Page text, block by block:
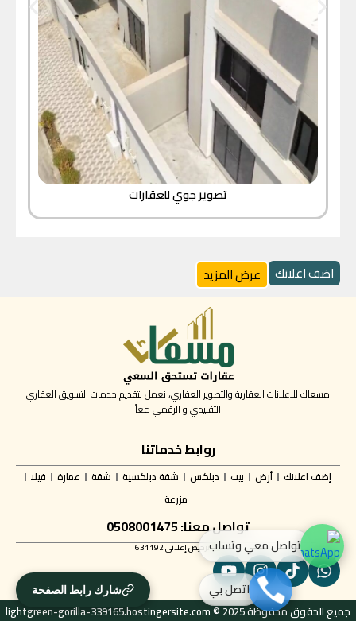
تصوير جوي للعقارات
اضف اعلانك عرض المزيد
مسعاك للاعلانات العقارية والتصوير العقاري، نعمل لتقديم خدمات التسويق العقاري
التقليدي و الرقمي معاً
روابط خدماتنا
إضف اعلانك أرض بيت دبلكس شقة دبلكسية شقة عمارة
فيلا
مزرعة
تواصل معنا: 0508001475
ترخيص إعلاني 631192
جميع الحقوق محفوظة lightgreen-gorilla-339165.hostingersite.com © 2025
شارك رابط الصفحة
تواصل معي وتساب
اتصل بي